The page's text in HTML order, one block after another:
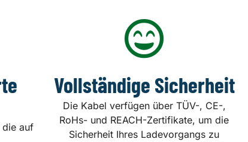
die auf
Vollständige Sicherheit
Die Kabel verfügen über TÜV-, CE-,
RoHs- und REACH-Zertifikate, um die
Sicherheit Ihres Ladevorgangs zu